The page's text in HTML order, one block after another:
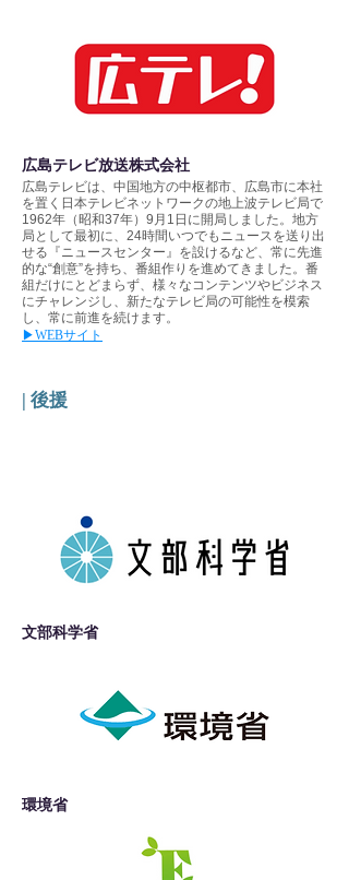
広島テレビ放送株式会社
広島テレビは、中国地方の中枢都市、広島市に本社
を置く日本テレビネットワークの地上波テレビ局で
1962年（昭和37年）9月1日に開局しました。地方
局として最初に、24時間いつでもニュースを送り出
せる『ニュースセンター』を設けるなど、常に先進
的な“創意”を持ち、番組作りを進めてきました。番
組だけにとどまらず、様々なコンテンツやビジネス
にチャレンジし、新たなテレビ局の可能性を模索
し、常に前進を続けます。
▶︎WEBサイト
| 後援
文部科学省
環境省